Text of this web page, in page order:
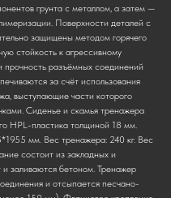
грунта с металлом, а затем —
Поверхности деталей с
защищены методом горячего
стойкость к агрессивному
разъёмных соединений
за счёт использования
выступающие части которого
Сиденье и скамья тренажера
HPL-пластика толщиной 18 мм.
мм. Вес тренажера: 240 кг. Вес
состоит из закладных и
заливаются бетоном. Тренажер
и отсыпается песчано-